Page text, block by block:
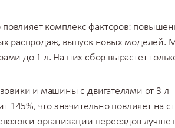
повлияет комплекс факторов:
распродаж, выпуск новых моделей.
до 1 л. На них сбор вырастет
и машины с двигателями от 3 л
145%, что значительно повлияет на
и организации переездовлучше